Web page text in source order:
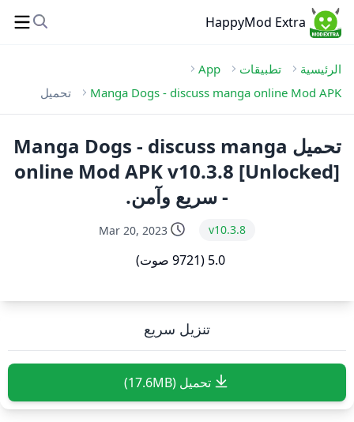
HappyMod Extra
الرئيسية تطبيقات
App
Manga Dogs - discuss manga online Mod APK
تحميل
تحميل Manga Dogs - discuss manga
online Mod APK v10.3.8 [Unlocked]
- سريع وآمن.
v10.3.8
Mar 20, 2023
5.0 (9721 صوت)
تنزيل سريع
تحميل (17.6MB)